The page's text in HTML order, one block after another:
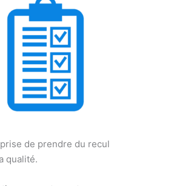
de prendre du recul
qualité.